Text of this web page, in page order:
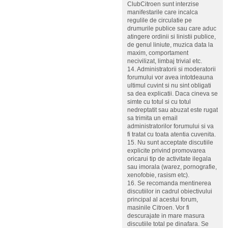
ClubCitroen sunt interzise
manifestarile care incalca
regulile de circulatie pe
drumurile publice sau care aduc
atingere ordinii si linistii publice,
de genul liniute, muzica data la
maxim, comportament
necivilizat, limbaj trivial etc.
14. Administratorii si moderatorii
forumului vor avea intotdeauna
ultimul cuvint si nu sint obligati
sa dea explicatii. Daca cineva se
simte cu totul si cu totul
nedreptatit sau abuzat este rugat
sa trimita un email
administratorilor forumului si va
fi tratat cu toata atentia cuvenita.
15. Nu sunt acceptate discutiile
explicite privind promovarea
oricarui tip de activitate ilegala
sau imorala (warez, pornografie,
xenofobie, rasism etc).
16. Se recomanda mentinerea
discutiilor in cadrul obiectivului
principal al acestui forum,
masinile Citroen. Vor fi
descurajate in mare masura
discutiile total pe dinafara. Se